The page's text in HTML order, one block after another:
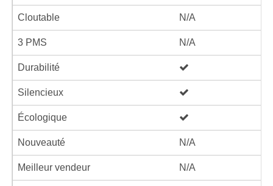
Cloutable N/A
3 PMS N/A
Durabilité
Silencieux
Écologique
Nouveauté N/A
Meilleur vendeur N/A